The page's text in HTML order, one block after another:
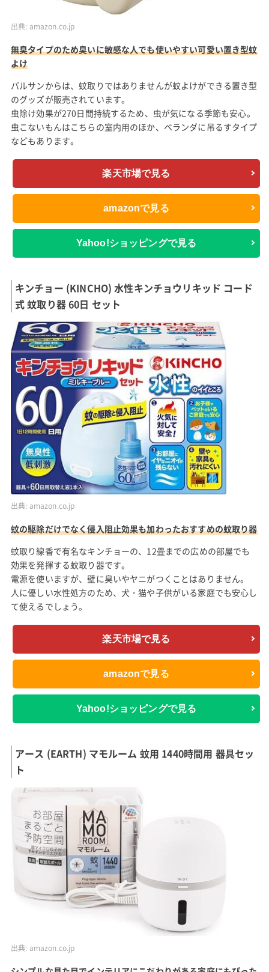
出典: amazon.co.jp
無臭タイプのため臭いに敏感な人でも使いやすい可愛い置き型蚊
よけ
バルサンからは、蚊取りではありませんが蚊よけができる置き型
のグッズが販売されています。
虫除け効果が270日間持続するため、虫が気になる季節も安心。
虫こないもんはこちらの室内用のほか、ベランダに吊るすタイプ
などもあります。
楽天市場で見る
amazonで見る
Yahoo!ショッピングで見る
キンチョー (KINCHO) 水性キンチョウリキッド コード
式 蚊取り器 60日 セット
出典: amazon.co.jp
蚊の駆除だけでなく侵入阻止効果も加わったおすすめの蚊取り器
蚊取り線香で有名なキンチョーの、12畳までの広めの部屋でも
効果を発揮する蚊取り器です。
電源を使いますが、壁に臭いやヤニがつくことはありません。
人に優しい水性処方のため、犬・猫や子供がいる家庭でも安心し
て使えるでしょう。
楽天市場で見る
amazonで見る
Yahoo!ショッピングで見る
アース (EARTH) マモルーム 蚊用 1440時間用 器具セッ
ト
出典: amazon.co.jp